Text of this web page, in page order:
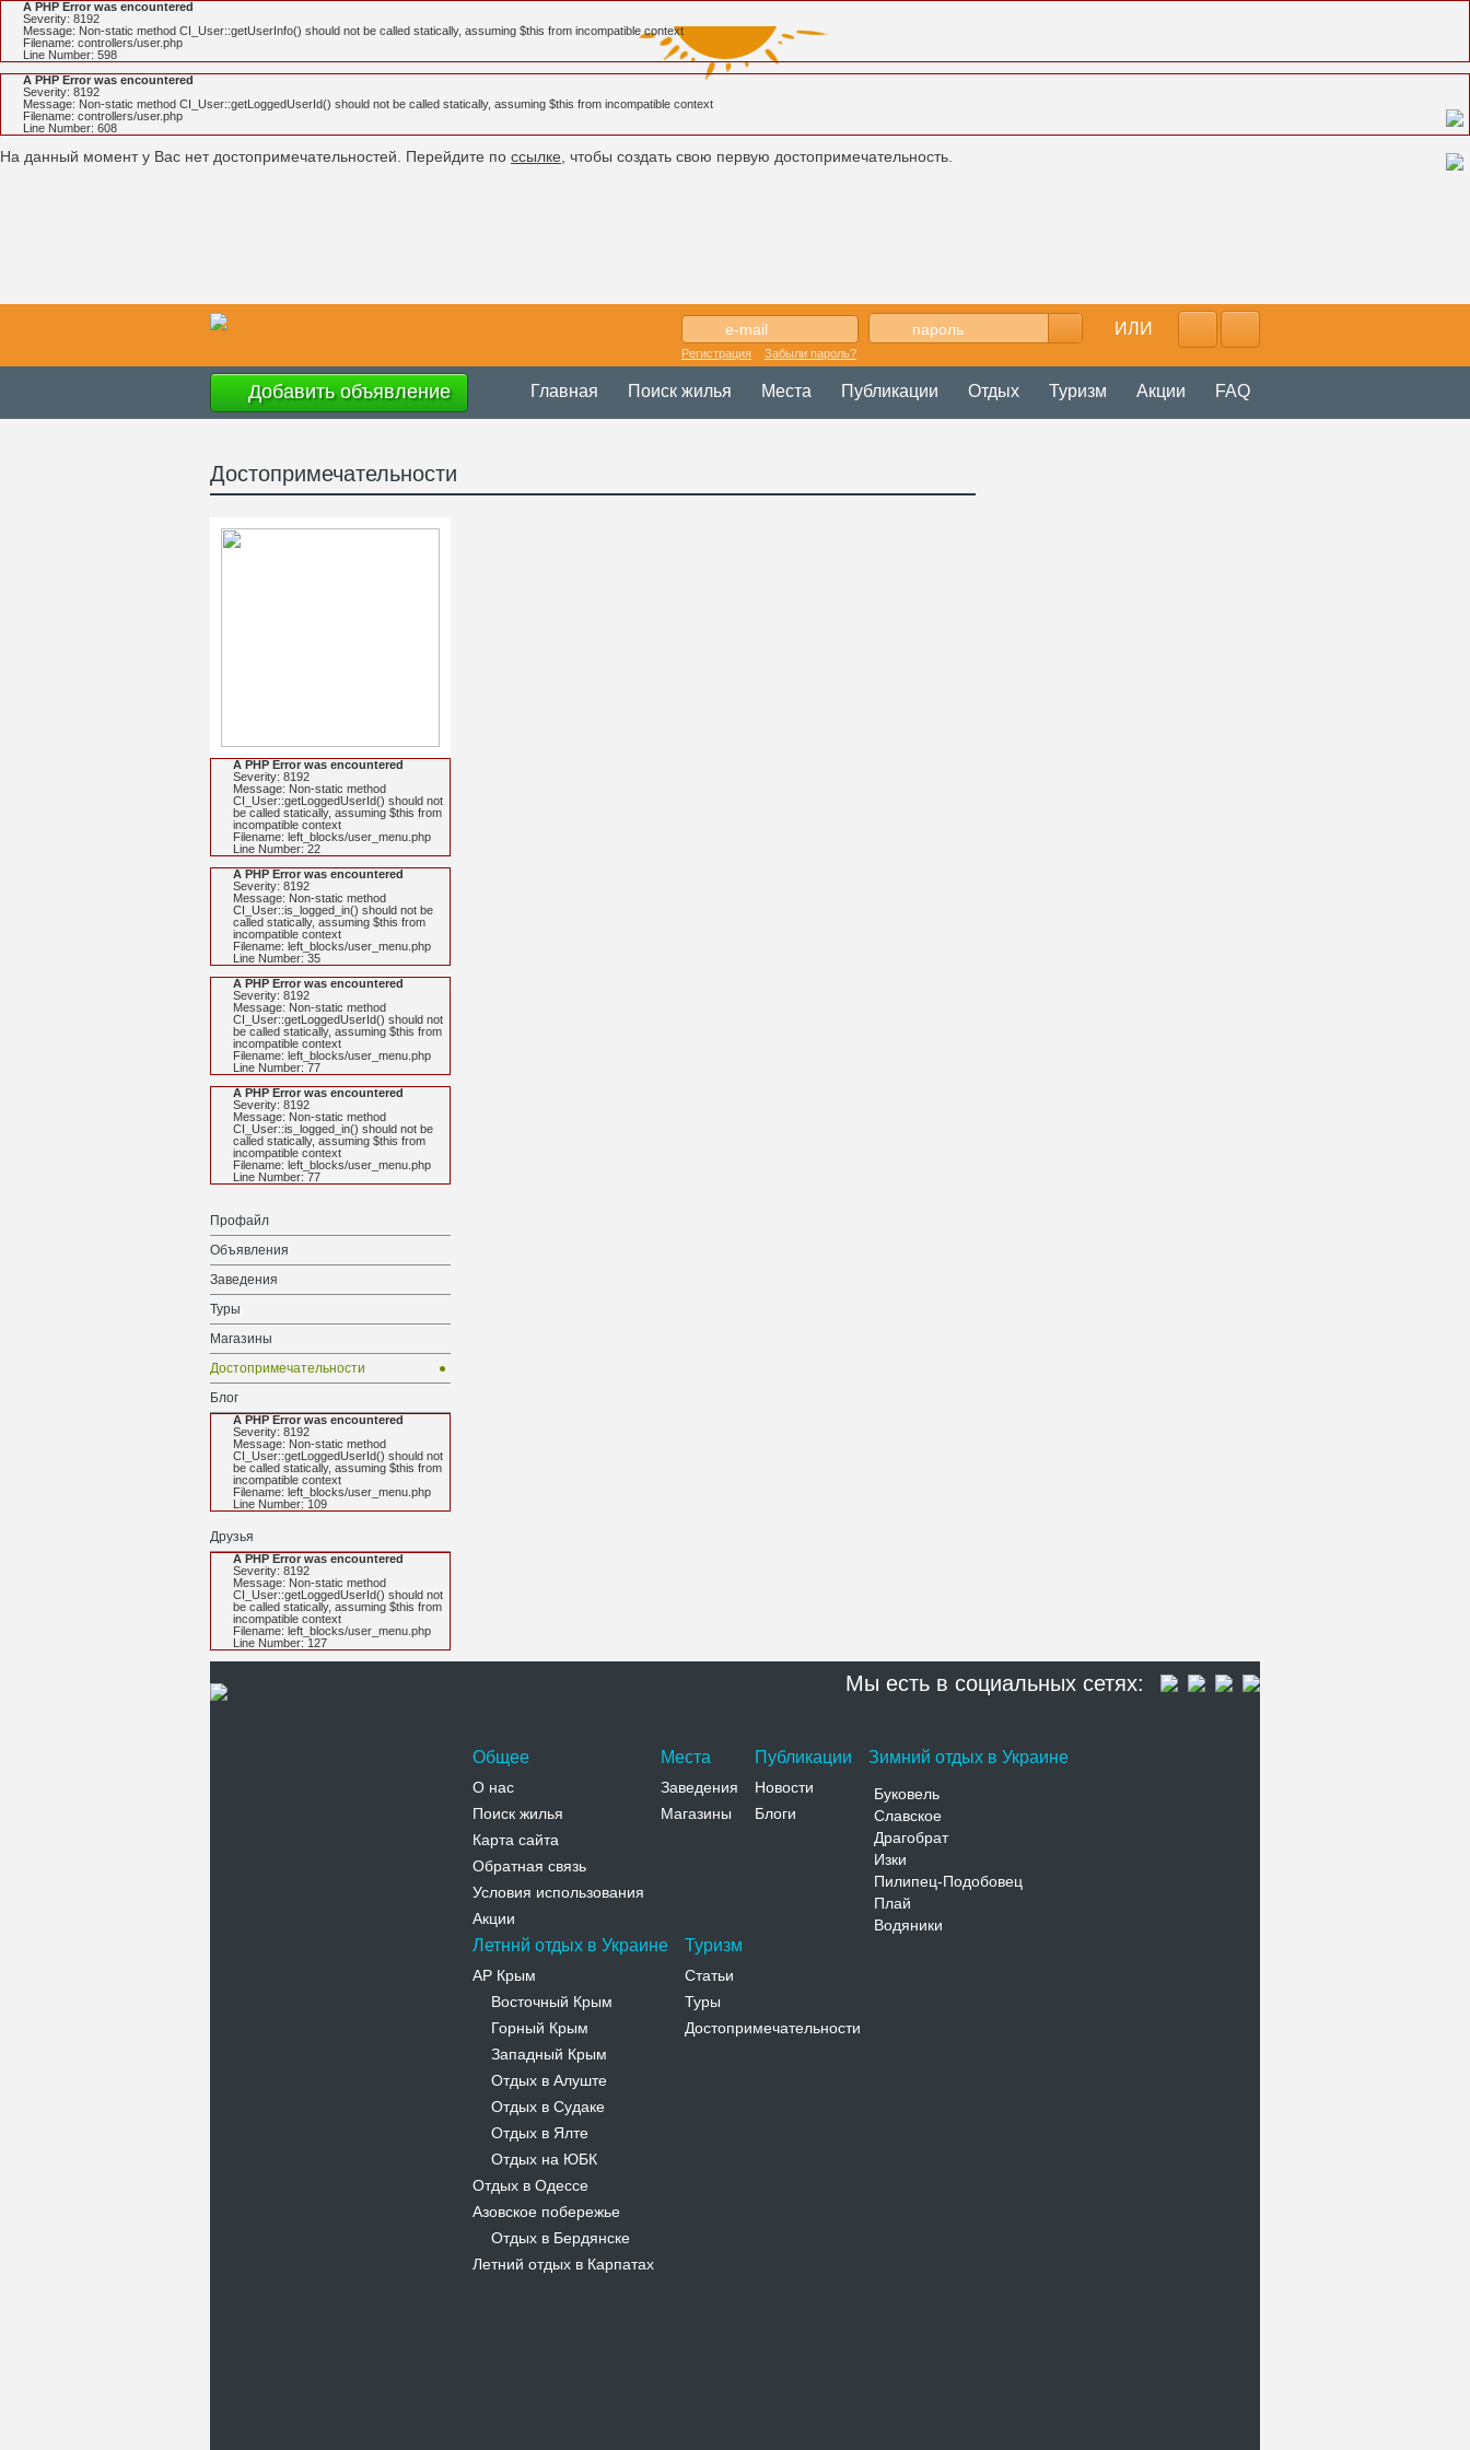
A PHP Error was encountered
Severity: 8192
Message: Non-static method CI_User::getUserInfo() should not be called statically, assuming $this from incompatible context
Filename: controllers/user.php
Line Number: 598
A PHP Error was encountered
Severity: 8192
Message: Non-static method CI_User::getLoggedUserId() should not be called statically, assuming $this from incompatible context
Filename: controllers/user.php
Line Number: 608
На данный момент у Вас нет достопримечательностей. Перейдите по ссылке , чтобы создать свою первую достопримечательность.
ИЛИ
Регистрация Забыли пароль?
Добавить объявление Главная Поиск жилья Места Публикации Отдых Туризм Акции FAQ
Достопримечательности
A PHP Error was encountered
Severity: 8192
Message: Non-static method
CI_User::getLoggedUserId() should not
be called statically, assuming $this from
incompatible context
Filename: left_blocks/user_menu.php
Line Number: 22
A PHP Error was encountered
Severity: 8192
Message: Non-static method
CI_User::is_logged_in() should not be
called statically, assuming $this from
incompatible context
Filename: left_blocks/user_menu.php
Line Number: 35
A PHP Error was encountered
Severity: 8192
Message: Non-static method
CI_User::getLoggedUserId() should not
be called statically, assuming $this from
incompatible context
Filename: left_blocks/user_menu.php
Line Number: 77
A PHP Error was encountered
Severity: 8192
Message: Non-static method
CI_User::is_logged_in() should not be
called statically, assuming $this from
incompatible context
Filename: left_blocks/user_menu.php
Line Number: 77
Профайл
Объявления
Заведения
Туры
Магазины
Достопримечательности
Блог
A PHP Error was encountered
Severity: 8192
Message: Non-static method
CI_User::getLoggedUserId() should not
be called statically, assuming $this from
incompatible context
Filename: left_blocks/user_menu.php
Line Number: 109
Друзья
A PHP Error was encountered
Severity: 8192
Message: Non-static method
CI_User::getLoggedUserId() should not
be called statically, assuming $this from
incompatible context
Filename: left_blocks/user_menu.php
Line Number: 127
Мы есть в социальных сетях:
Общее
О нас
Поиск жилья
Карта сайта
Обратная связь
Условия использования
Акции
Места
Заведения
Магазины
Публикации
Новости
Блоги
Зимний отдых в Украине
Буковель
Славское
Драгобрат
Изки
Пилипец-Подобовец
Плай
Водяники
Летннй отдых в Украине
АР Крым
Восточный Крым
Горный Крым
Западный Крым
Отдых в Алуште
Отдых в Судаке
Отдых в Ялте
Отдых на ЮБК
Отдых в Одессе
Азовское побережье
Отдых в Бердянске
Летний отдых в Карпатах
Туризм
Статьи
Туры
Достопримечательности